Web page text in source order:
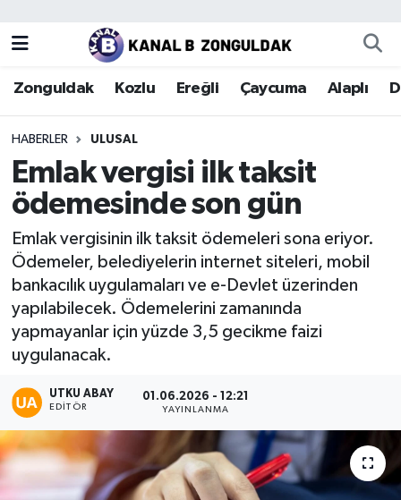
Zonguldak Kozlu Ereğli Çaycuma Alaplı
HABERLER ULUSAL
Emlak vergisi ilk taksit
ödemesinde son gün
Emlak vergisinin ilk taksit ödemeleri sona eriyor.
Ödemeler, belediyelerin internet siteleri, mobil
bankacılık uygulamaları ve e-Devlet üzerinden
yapılabilecek. Ödemelerini zamanında
yapmayanlar için yüzde 3,5 gecikme faizi
uygulanacak.
UTKU ABAY
EDITÖR
01.06.2026 - 12:21
YAYINLANMA
Zonguldak
Kozlu
Ereğli
Çaycuma
Alaplı
Devrek
Gökçebey
Bartın
Karabük
Spor
Zonguldak Nöbetçi Eczaneler
Zonguldak Hava Durumu
Zonguldak Trafik Yoğunluk Haritası
Puan Durumu ve Fikstür
Tüm Manşetler
Son Dakika Haberleri
Haber Arşivi